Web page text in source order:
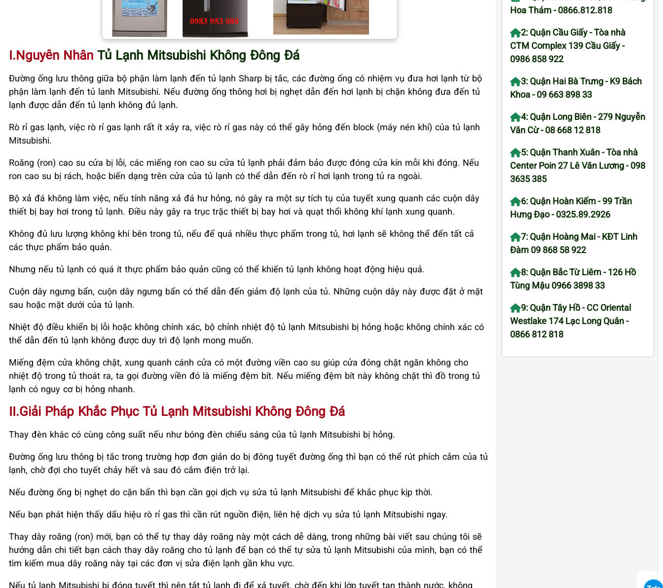
I.Nguyên Nhân Tủ Lạnh Mitsubishi Không Đông Đá
Đường ống lưu thông giữa bộ phận làm lạnh đến tủ lạnh Sharp bị tắc, các đường ống có nhiệm vụ đưa hơi lạnh từ bộ
phận làm lạnh đến tủ lanh Mitsubishi. Nếu đường ống thông hơi bị nghẹt dẫn đến hơi lạnh bị chặn không đưa đến tủ
lạnh được dẫn đến tủ lạnh không đủ lạnh.
Rò rỉ gas lạnh, việc rò rỉ gas lạnh rất ít xảy ra, việc rò rỉ gas này có thể gây hỏng đến block (máy nén khí) của tủ lạnh
Mitsubishi.
Roăng (ron) cao su cửa bị lỗi, các miếng ron cao su cửa tủ lạnh phải đảm bảo được đóng cửa kín mỗi khi đóng. Nếu
ron cao su bị rách, hoặc biến dạng trên cửa của tủ lạnh có thể dẫn đến rò rỉ hơi lạnh trong tủ ra ngoài.
Bộ xả đá không làm việc, nếu tính năng xả đá hư hỏng, nó gây ra một sự tích tụ của tuyết xung quanh các cuộn dây
thiết bị bay hơi trong tủ lạnh. Điều này gây ra trục trặc thiết bị bay hơi và quạt thổi không khí lạnh xung quanh.
Không đủ lưu lượng không khí bên trong tủ, nếu để quá nhiều thực phẩm trong tủ, hơi lạnh sẽ không thể đến tất cả
các thực phẩm bảo quản.
Nhưng nếu tủ lạnh có quá ít thực phẩm bảo quản cũng có thể khiến tủ lạnh không hoạt động hiệu quả.
Cuộn dây ngưng bẩn, cuộn dây ngưng bẩn có thể dẫn đến giảm độ lạnh của tủ. Những cuộn dây này được đặt ở mặt
sau hoặc mặt dưới của tủ lạnh.
Nhiệt độ điều khiển bị lỗi hoặc không chính xác, bộ chỉnh nhiệt độ tủ lạnh Mitsubishi bị hỏng hoặc không chính xác có
thể dẫn đến tủ lạnh không được duy trì độ lạnh mong muốn.
Miếng đệm cửa không chặt, xung quanh cánh cửa có một đường viền cao su giúp cửa đóng chặt ngăn không cho
nhiệt độ trong tủ thoát ra, ta gọi đường viền đó là miếng đệm bít. Nếu miếng đệm bít này không chặt thì đồ trong tủ
lạnh có nguy cơ bị hỏng nhanh.
II.Giải Pháp Khắc Phục Tủ Lạnh Mitsubishi Không Đông Đá
Thay đèn khác có cùng công suất nếu như bóng đèn chiếu sáng của tủ lạnh Mitsubishi bị hỏng.
Đường ống lưu thông bị tắc trong trường hợp đơn giản do bị đông tuyết đường ống thì bạn có thể rút phích cắm của tủ
lạnh, chờ đợi cho tuyết chảy hết và sau đó cắm điện trở lại.
Nếu đường ống bị nghẹt do cặn bẩn thì bạn cần gọi dịch vụ sửa tủ lạnh Mitsubishi để khắc phục kịp thời.
Nếu bạn phát hiện thấy dấu hiệu rò rỉ gas thì cần rút nguồn điện, liên hệ dịch vụ sửa tủ lạnh Mitsubishi ngay.
Thay dây roăng (ron) mới, bạn có thể tự thay dây roăng này một cách dễ dàng, trong những bài viết sau chúng tôi sẽ
hướng dẫn chi tiết bạn cách thay dây roăng cho tủ lạnh để bạn có thể tự sửa tủ lạnh Mitsubishi của mình, bạn có thể
tìm kiếm mua dây roăng này tại các đơn vị sửa điện lạnh gần khu vực.
Nếu tủ lạnh Mitsubishi bị đóng tuyết thì nên tắt tủ lạnh đi để xả tuyết, chờ đến khi lớp tuyết tan thành nước, không
Hoa Thám - 0866.812.818
2: Quận Cầu Giấy - Tòa nhà
CTM Complex 139 Cầu Giấy -
0986 858 922
3: Quận Hai Bà Trưng - K9 Bách
Khoa - 09 663 898 33
4: Quận Long Biên - 279 Nguyễn
Văn Cừ - 08 668 12 818
5: Quận Thanh Xuân - Tòa nhà
Center Poin 27 Lê Văn Lương - 098
3635 385
6: Quận Hoàn Kiếm - 99 Trần
Hưng Đạo - 0325.89.2926
7: Quận Hoàng Mai - KĐT Linh
Đàm 09 868 58 922
8: Quận Bắc Từ Liêm - 126 Hồ
Tùng Mậu 0966 3898 33
9: Quận Tây Hồ - CC Oriental
Westlake 174 Lạc Long Quân -
0866 812 818